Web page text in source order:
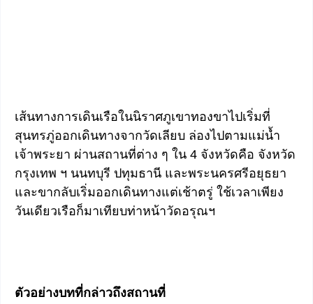
เส้นทางการเดินเรือในนิราศภูเขาทองขาไปเริ่มที่
สุนทรภู่ออกเดินทางจากวัดเลียบ ล่องไปตามแม่น้ำ
เจ้าพระยา ผ่านสถานที่ต่าง ๆ ใน 4 จังหวัดคือ จังหวัด
กรุงเทพ ฯ นนทบุรี ปทุมธานี และพระนครศรีอยุธยา
และขากลับเริ่มออกเดินทางแต่เช้าตรู่ ใช้เวลาเพียง
วันเดียวเรือก็มาเทียบท่าหน้าวัดอรุณฯ
ตัวอย่างบทที่กล่าวถึงสถานที่